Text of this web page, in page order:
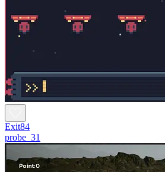
Exit84
probe_31